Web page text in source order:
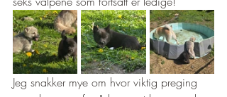
Jeg snakker mye om hvor viktig preging